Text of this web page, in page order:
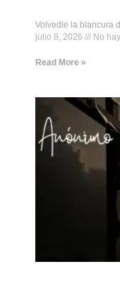
Volvedle la blancura
julio 8, 2026
No
Read More »